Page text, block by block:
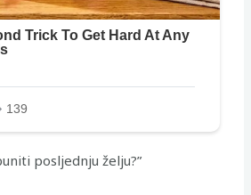
posljednju želju?”